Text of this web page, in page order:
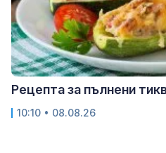
Рецепта за пълнени
10:10 • 08.08.26